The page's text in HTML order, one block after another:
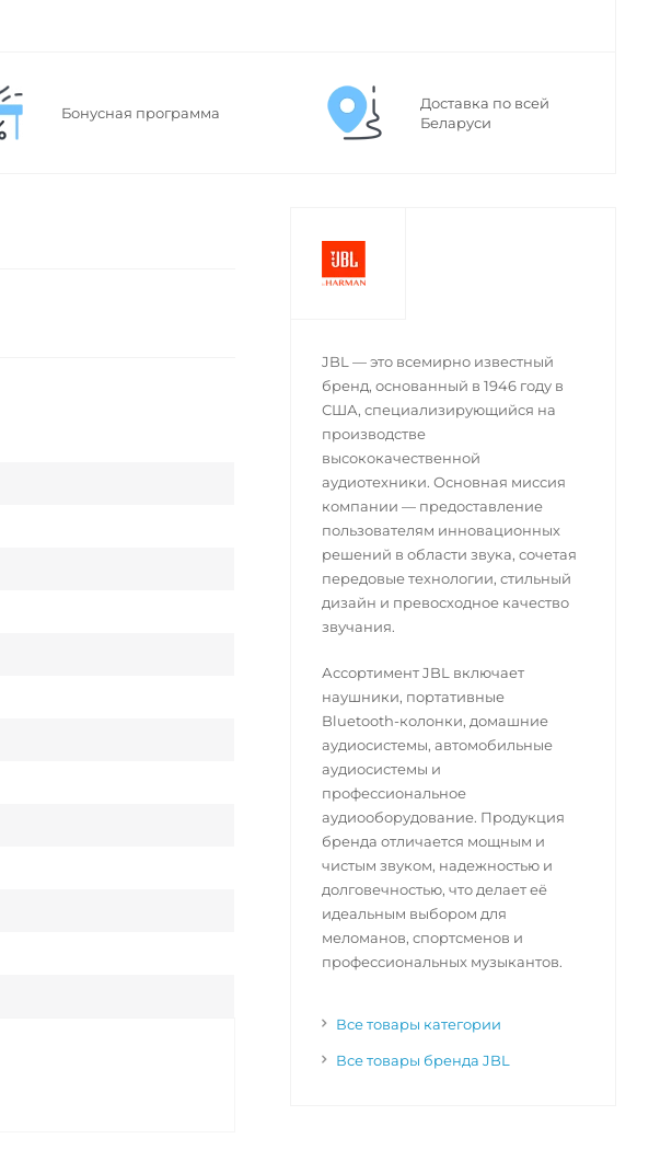
Бонусная программа
Доставка по всей
Беларуси
JBL — это всемирно известный
бренд, основанный в 1946 году в
США, специализирующийся на
производстве
высококачественной
аудиотехники. Основная миссия
компании — предоставление
пользователям инновационных
решений в области звука, сочетая
передовые технологии, стильный
дизайн и превосходное качество
звучания.
Ассортимент JBL включает
наушники, портативные
Bluetooth-колонки, домашние
аудиосистемы, автомобильные
аудиосистемы и
профессиональное
аудиооборудование. Продукция
бренда отличается мощным и
чистым звуком, надежностью и
долговечностью, что делает её
идеальным выбором для
меломанов, спортсменов и
профессиональных музыкантов.
Все товары категории
Все товары бренда JBL